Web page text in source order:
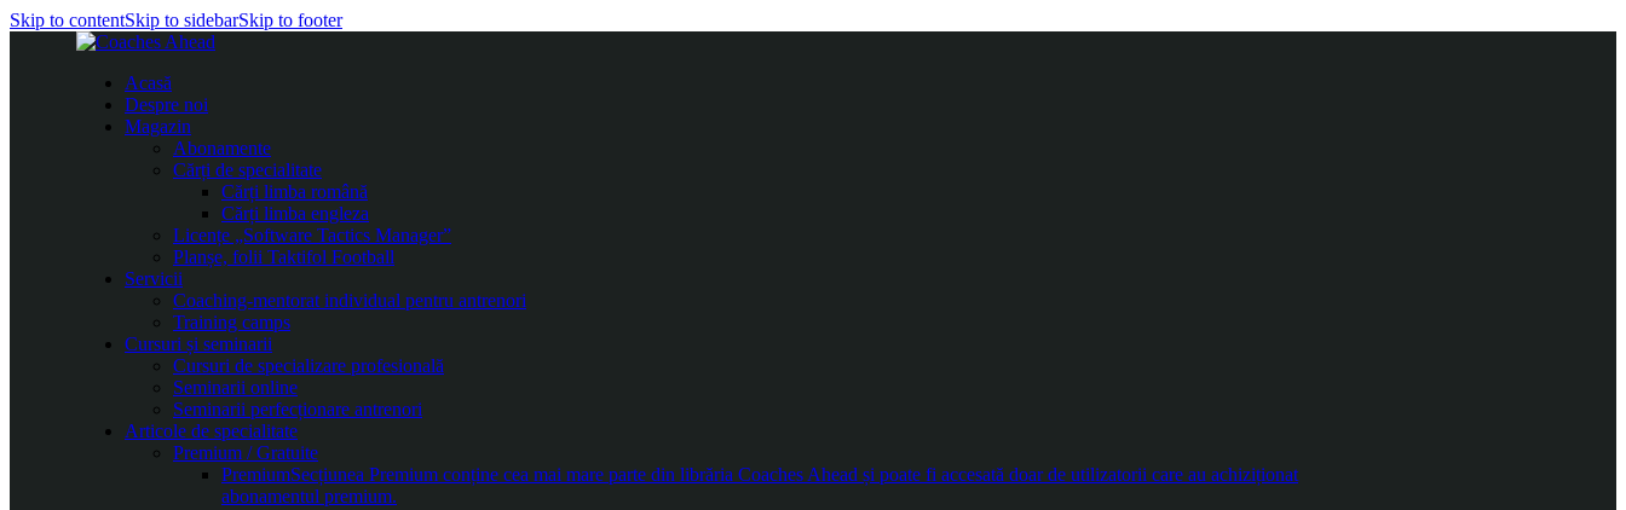
Skip to contentSkip to sidebarSkip to footer
Acasă
Despre noi
Magazin
Abonamente
Cărți de specialitate
Cărți limba română
Cărți limba engleza
Licențe „Software Tactics Manager”
Planșe, folii Taktifol Football
Servicii
Coaching-mentorat individual pentru antrenori
Training camps
Cursuri și seminarii
Cursuri de specializare profesională
Seminarii online
Seminarii perfecționare antrenori
Articole de specialitate
Premium / Gratuite
PremiumSecțiunea Premium conține cea mai mare parte din librăria Coaches Ahead și poate fi accesată doar de utilizatorii care au achiziționat
abonamentul premium.